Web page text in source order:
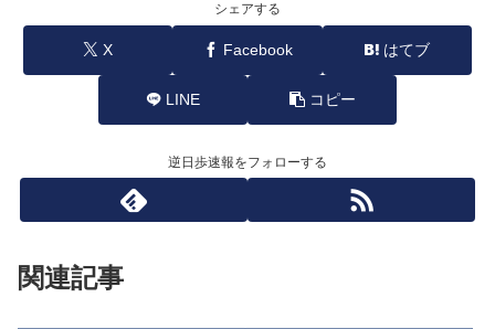
シェアする
X Facebook はてブ
LINE コピー
逆日歩速報をフォローする
関連記事